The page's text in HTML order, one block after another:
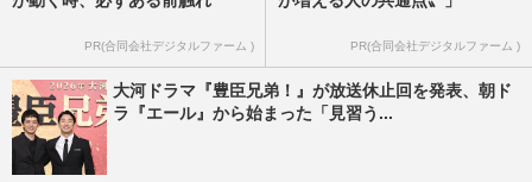
PR(合同会社デジタルファーム ) PR(合同会社デジタルファーム )
大河ドラマ『豊臣兄弟！』が放送休止回を発表、朝ド
ラ『エール』から始まった「見習う...